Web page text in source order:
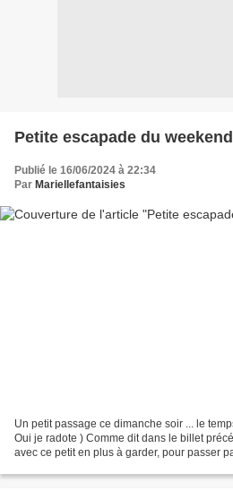
Petite escapade du weekend
Publié le 16/06/2024 à 22:34
Par Mariellefantaisies
Un petit passage ce dimanche soir ... le
Oui je radote ) Comme dit dans le billet
avec ce petit en plus à garder, pour passer